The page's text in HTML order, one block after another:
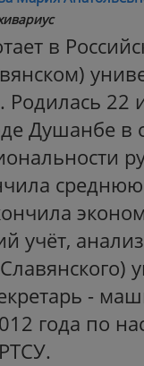
в
Родилась 22
Душанбе в
учёт,
-
года по